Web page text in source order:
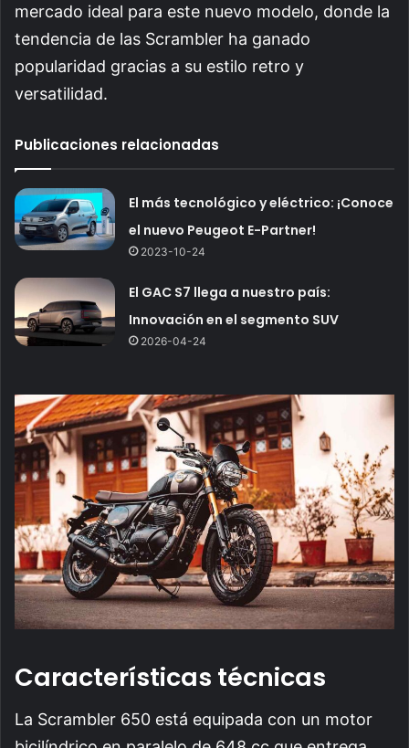
mercado ideal para este nuevo modelo, donde la
tendencia de las Scrambler ha ganado
popularidad gracias a su estilo retro y
versatilidad.
Publicaciones relacionadas
El más tecnológico y eléctrico: ¡Conoce
el nuevo Peugeot E-Partner!
2023-10-24
El GAC S7 llega a nuestro país:
Innovación en el segmento SUV
2026-04-24
Características técnicas
La Scrambler 650 está equipada con un motor